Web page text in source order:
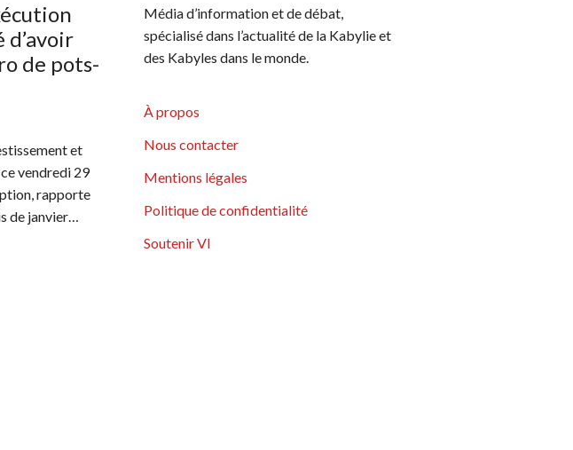
d’avoir
de pots-
et
vendredi 29
rapporte
de janvier…
Média d’information et de débat,
spécialisé dans l’actualité de la Kabylie et
des Kabyles dans le monde.
À propos
Nous contacter
Mentions légales
Politique de confidentialité
Soutenir VI